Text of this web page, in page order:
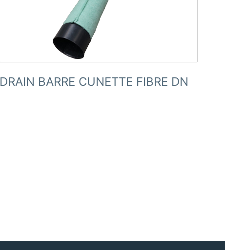
DRAIN BARRE CUNETTE FIBRE DN